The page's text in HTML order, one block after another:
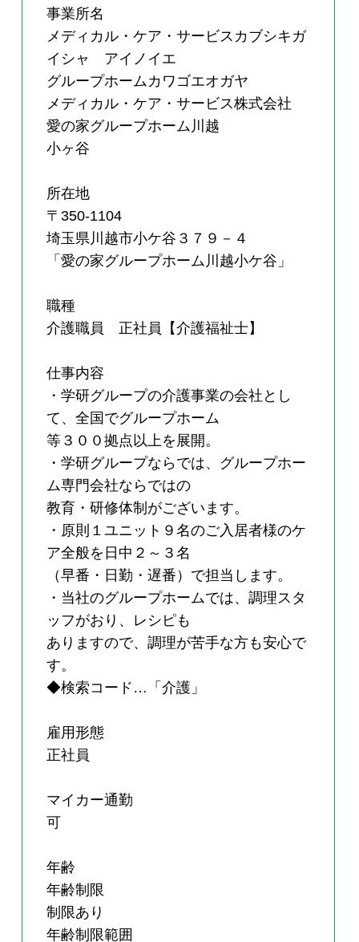
事業所名
メディカル・ケア・サービスカブシキガ
イシャ アイノイエ
グループホームカワゴエオガヤ
メディカル・ケア・サービス株式会社
愛の家グループホーム川越
小ヶ谷
所在地
〒350-1104
埼玉県川越市小ケ谷３７９－４
「愛の家グループホーム川越小ケ谷」
職種
介護職員 正社員【介護福祉士】
仕事内容
・学研グループの介護事業の会社とし
て、全国でグループホーム
等３００拠点以上を展開。
・学研グループならでは、グループホー
ム専門会社ならではの
教育・研修体制がございます。
・原則１ユニット９名のご入居者様のケ
ア全般を日中２～３名
（早番・日勤・遅番）で担当します。
・当社のグループホームでは、調理スタ
ッフがおり、レシピも
ありますので、調理が苦手な方も安心で
す。
◆検索コード…「介護」
雇用形態
正社員
マイカー通勤
可
年齢
年齢制限
制限あり
年齢制限範囲